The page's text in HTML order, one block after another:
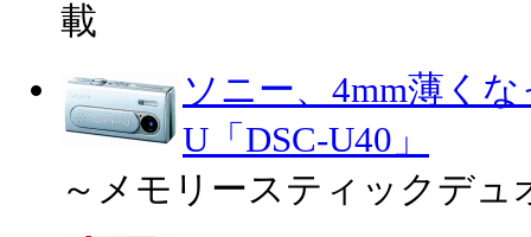
載
ソニー、4mm薄く
U「DSC-U40」
～メモリースティックデュ